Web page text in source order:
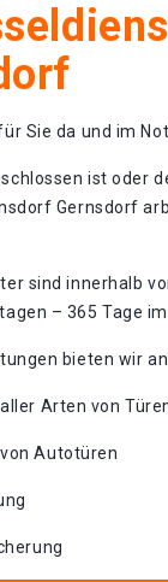
Sie da und im
ist oder
Gernsdorf
sind innerhalb
– 365 Tage im
bieten wir
Arten von
Autotüren